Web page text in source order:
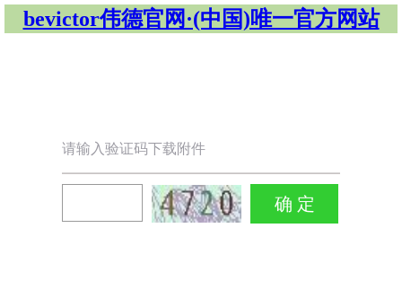
bevictor伟德官网·(中国)唯一官方网站
请输入验证码下载附件